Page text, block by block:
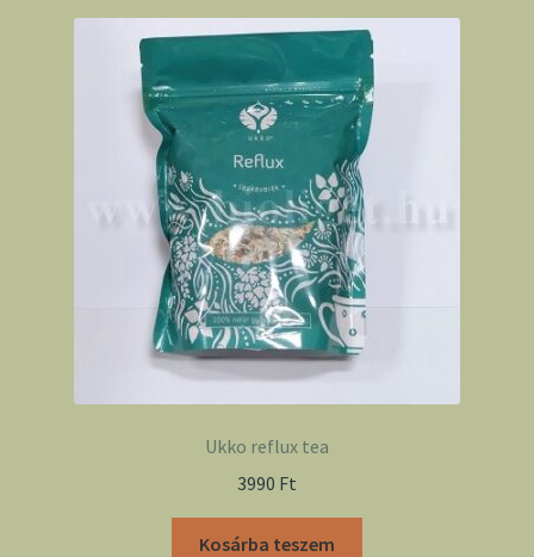
Ukko reflux tea
3990 Ft
Kosárba teszem